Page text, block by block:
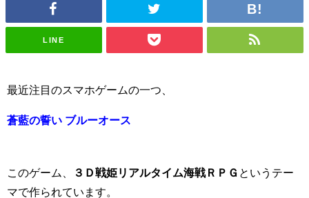
LINE
最近注目のスマホゲームの一つ、
蒼藍の誓い ブルーオース
このゲーム、 ３Ｄ戦姫リアルタイム海戦ＲＰＧ というテー
マで作られています。